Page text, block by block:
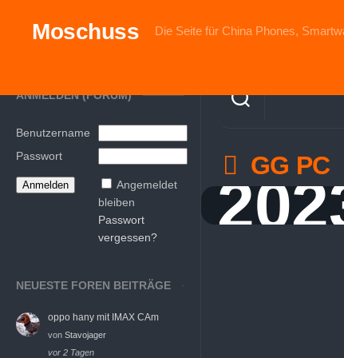
contentMoschuss Die Seite für China Phones,
ANMELDEN (FORUM)
Benutzername
Passwort
Angemeldet
bleiben
Passwort
vergessen?
NEUESTE FOREN BEITRÄGE
oppo hany mit IMAX CAm
von Stavojager
vor 2 Tagen
GG PC